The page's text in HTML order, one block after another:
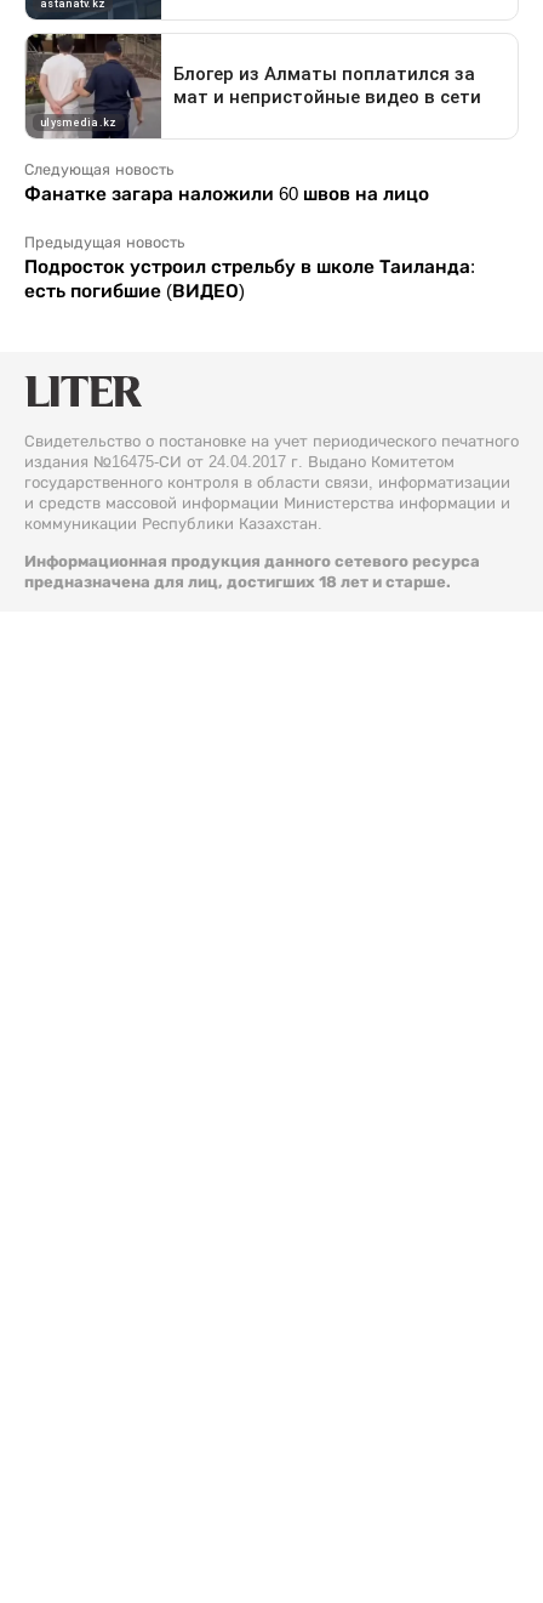
Следующая новость
Фанатке загара наложили 60 швов на лицо
Предыдущая новость
Подросток устроил стрельбу в школе Таиланда:
есть погибшие (ВИДЕО)
Свидетельство о постановке на учет периодического печатного
издания №16475-СИ от 24.04.2017 г. Выдано Комитетом
государственного контроля в области связи, информатизации
и средств массовой информации Министерства информации и
коммуникации Республики Казахстан.
Информационная продукция данного сетевого ресурса
предназначена для лиц, достигших 18 лет и старше.